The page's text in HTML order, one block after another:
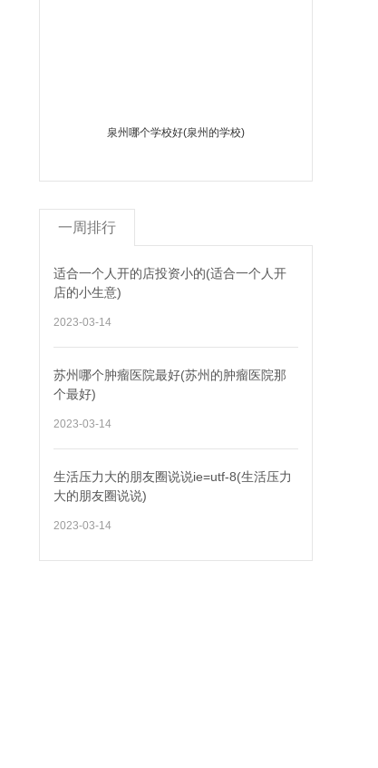
泉州哪个学校好(泉州的学校)
一周排行
适合一个人开的店投资小的(适合一个人开
店的小生意)
2023-03-14
苏州哪个肿瘤医院最好(苏州的肿瘤医院那
个最好)
2023-03-14
生活压力大的朋友圈说说ie=utf-8(生活压力
大的朋友圈说说)
2023-03-14